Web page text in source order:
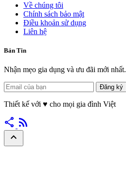
Về chúng tôi
Chính sách bảo mật
Điều khoản sử dụng
Liên hệ
Bản Tin
Nhận mẹo gia dụng và ưu đãi mới nhất.
Đăng ký
Thiết kế với ♥ cho mọi gia đình Việt
share rss_feed
expand_less